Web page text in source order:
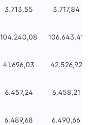
3.713,55 3.717,84
104.240,08 106.643,41
41.696,03 42.526,92
6.457,24 6.458,21
6.489,68 6.490,66